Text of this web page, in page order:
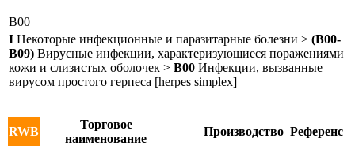
B00
I Некоторые инфекционные и паразитарные болезни > (B00-
B09) Вирусные инфекции, характеризующиеся поражениями
кожи и слизистых оболочек > B00 Инфекции, вызванные
вирусом простого герпеса [herpes simplex]
RWB
Торговое
наименование
Производство Референс